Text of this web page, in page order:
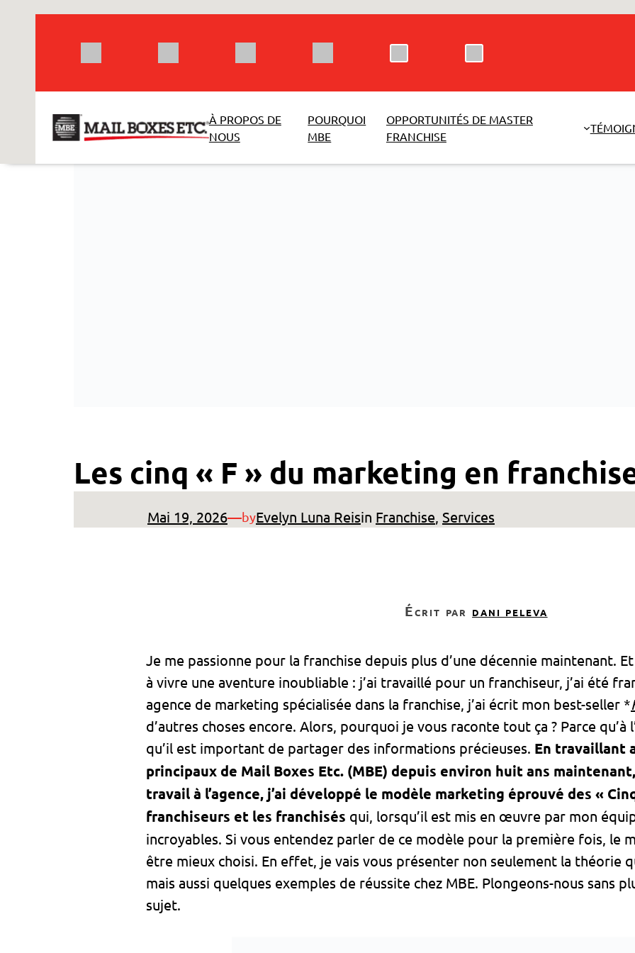
À PROPOS DE
NOUS
POURQUOI
MBE
OPPORTUNITÉS DE MASTER
FRANCHISE
Les cinq « F » du marketing en
Mai 19, 2026—byEvelyn Luna Reisin Franchise, Services
écrit par dani peleva
Je me passionne pour la franchise depuis plus d’une décennie maintenant.
à vivre une aventure inoubliable : j’ai travaillé pour un franchiseur, j’ai été
agence de marketing spécialisée dans la franchise, j’ai écrit mon best-seller *
d’autres choses encore. Alors, pourquoi je vous raconte tout ça ? Parce qu’à
qu’il est important de partager des informations précieuses. En travaillant
principaux de Mail Boxes Etc. (MBE) depuis environ huit ans
travail à l’agence, j’ai développé le modèle marketing éprouvé des «
franchiseurs et les franchisés qui, lorsqu’il est mis en œuvre par mon
incroyables. Si vous entendez parler de ce modèle pour la première fois, le
être mieux choisi. En effet, je vais vous présenter non seulement la théorie
mais aussi quelques exemples de réussite chez MBE. Plongeons-nous sans
sujet.